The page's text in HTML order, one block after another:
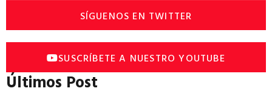
SÍGUENOS EN TWITTER
SUSCRÍBETE A NUESTRO YOUTUBE
Últimos Post